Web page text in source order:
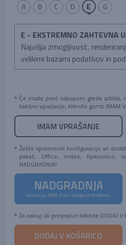
A
B C D E G
E - EKSTREMNO ZAHTEVNA
Najvišja zmogljivost,
velikimi bazami podatkov in
Če imate pred nakupom glede artikla,
kakšno vprašanje, kliknite gumb IMAM
IMAM VPRAŠANJE
Želite spremeniti konfiguracijo ali
paket, Office, miško, tipkovnico,
NADGRADNJA!
NADGRADNJA
Garancija, RAM, diski, nalaganje Windows...
Za nakup ali predračun kliknite DODAJ V
DODAJ V KOŠARICO